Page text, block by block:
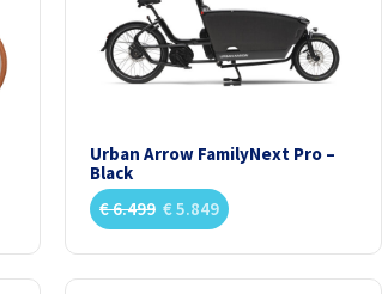
Urban Arrow FamilyNext Pro –
Black
€6.499 €5.849